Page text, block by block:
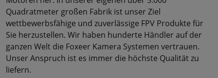
Quadratmeter großen Fabrik ist unser Ziel
wettbewerbsfähige und zuverlässige FPV Produkte für
Sie herzustellen. Wir haben hunderte Händler auf der
ganzen Welt die Foxeer Kamera Systemen vertrauen.
Unser Anspruch ist es immer die höchste Qualität zu
liefern.